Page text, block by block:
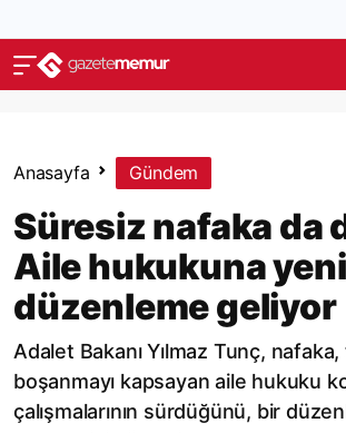
Anasayfa Gündem
Süresiz nafaka da
Aile hukukuna yeni
düzenleme geliyor
Adalet Bakanı Yılmaz Tunç,
boşanmayı kapsayan aile hukuku
çalışmalarının sürdüğünü, bir